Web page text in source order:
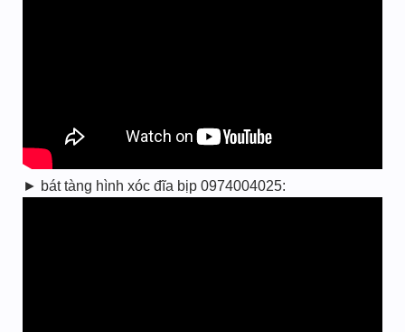
► bát tàng hình xóc đĩa bịp 0974004025: